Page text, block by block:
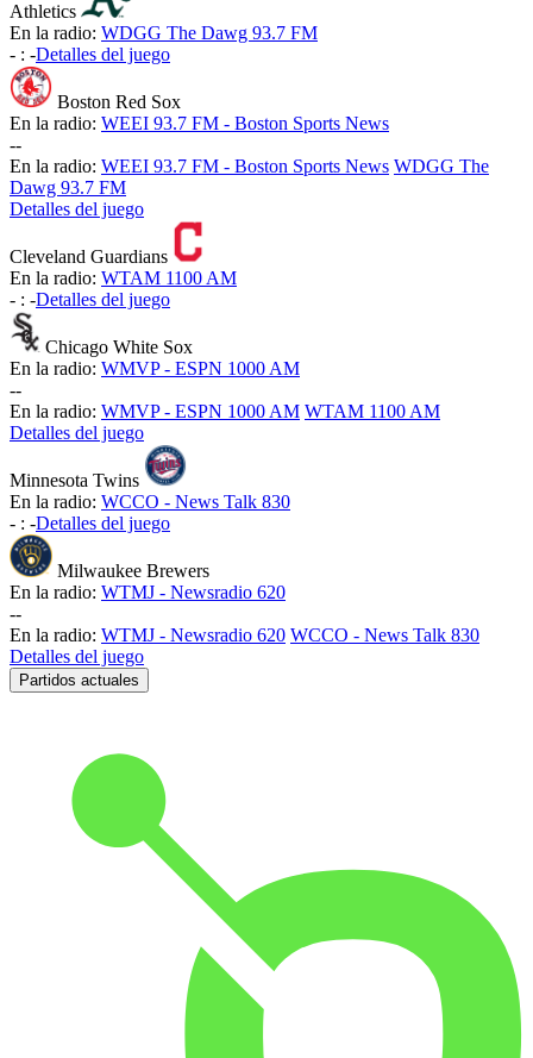
Athletics
En la radio: WDGG The Dawg 93.7 FM
- : -Detalles del juego
Boston Red Sox
En la radio: WEEI 93.7 FM - Boston Sports News
--
En la radio: WEEI 93.7 FM - Boston Sports News WDGG The
Dawg 93.7 FM
Detalles del juego
Cleveland Guardians
En la radio: WTAM 1100 AM
- : -Detalles del juego
Chicago White Sox
En la radio: WMVP - ESPN 1000 AM
--
En la radio: WMVP - ESPN 1000 AM WTAM 1100 AM
Detalles del juego
Minnesota Twins
En la radio: WCCO - News Talk 830
- : -Detalles del juego
Milwaukee Brewers
En la radio: WTMJ - Newsradio 620
--
En la radio: WTMJ - Newsradio 620 WCCO - News Talk 830
Detalles del juego
Partidos actuales